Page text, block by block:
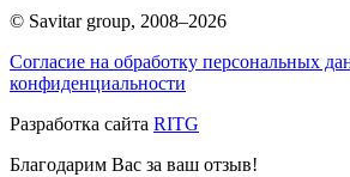
© Savitar group, 2008–2026
Согласие на обработку персональных
конфиденциальности
Разработка сайта RITG
Благодарим Вас за ваш отзыв!